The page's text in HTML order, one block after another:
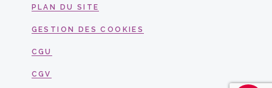
PLAN DU SITE
GESTION DES COOKIES
CGU
CGV